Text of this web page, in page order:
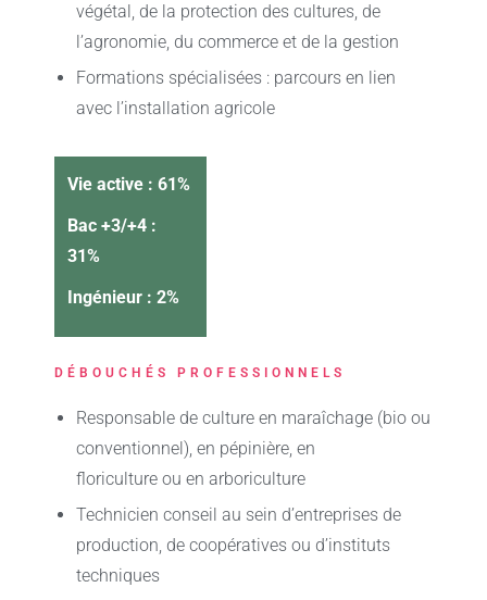
végétal, de la protection des cultures, de
l’agronomie, du commerce et de la gestion
Formations spécialisées : parcours en lien
avec l’installation agricole
Vie active : 61%
Bac +3/+4 :
31%
Ingénieur : 2%
DÉBOUCHÉS PROFESSIONNELS
Responsable de culture en maraîchage (bio ou
conventionnel), en pépinière, en
floriculture ou en arboriculture
Technicien conseil au sein d’entreprises de
production, de coopératives ou d’instituts
techniques